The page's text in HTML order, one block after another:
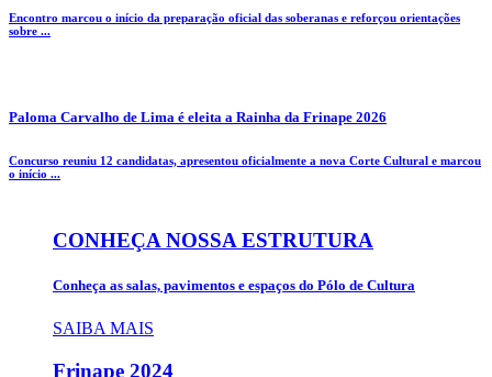
Encontro marcou o início da preparação oficial das soberanas e reforçou orientações
sobre ...
Paloma Carvalho de Lima é eleita a Rainha da Frinape 2026
Concurso reuniu 12 candidatas, apresentou oficialmente a nova Corte Cultural e marcou
o início ...
CONHEÇA NOSSA ESTRUTURA
Conheça as salas, pavimentos e espaços do Pólo de Cultura
SAIBA MAIS
Frinape 2024